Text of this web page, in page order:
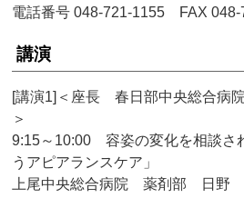
電話番号 048-721-1155 FAX 048-
講演
[講演1]＜座長 春日部中央総合
＞
9:15～10:00 容姿の変化を相談さ
うアピアランスケア」
上尾中央総合病院 薬剤部 日野